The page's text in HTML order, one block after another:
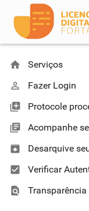
home Serviços
perm_identity Fazer Login
library_add Protocole
library_books Acompanhe
unarchive Desarquive
check_box Verificar
find_in_page Transparência